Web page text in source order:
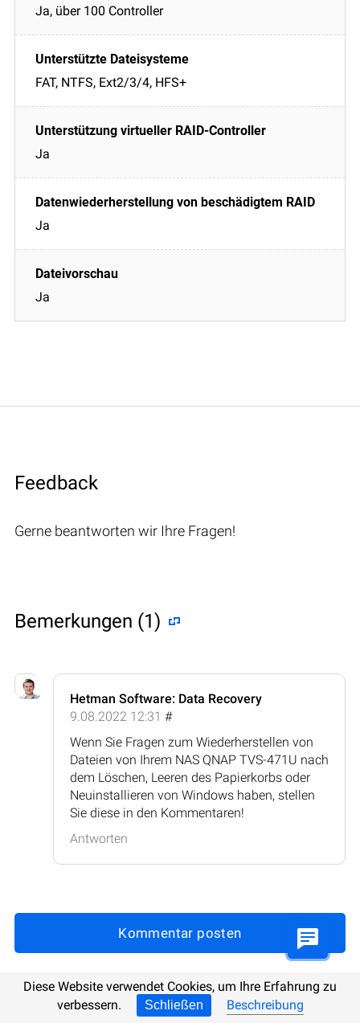
Ja, über 100 Controller
FAT, NTFS, Ext2/3/4, HFS+
Ja
Ja
Ja
Feedback
Gerne beantworten wir Ihre Fragen!
Bemerkungen (1)
Hetman Software: Data Recovery
9.08.2022 12:31 #
Wenn Sie Fragen zum Wiederherstellen von
Dateien von Ihrem NAS QNAP TVS-471U nach
dem Löschen, Leeren des Papierkorbs oder
Neuinstallieren von Windows haben, stellen
Sie diese in den Kommentaren!
Antworten
Kommentar posten
21.10.2025 9:07
Diese Website verwendet Cookies, um Ihre Erfahrung zu
verbessern.
Schließen Beschreibung